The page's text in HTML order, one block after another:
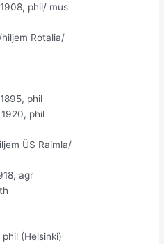
phil/ mus
Rotalia/
phil
phil
ÜS Raimla/
agr
(Helsinki)